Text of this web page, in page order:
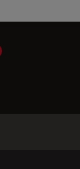
local contacts